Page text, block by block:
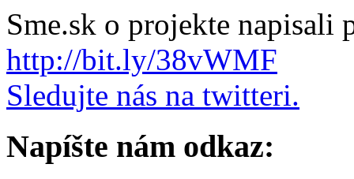
Sme.sk o projekte napisali
http://bit.ly/38vWMF
Sledujte nás na twitteri.
Napíšte nám odkaz: